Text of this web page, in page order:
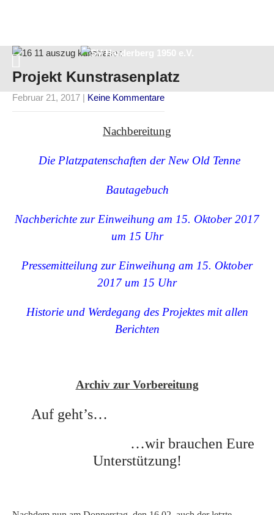
Projekt Kunstrasenplatz
Februar 21, 2017 | Keine Kommentare
Nachbereitung
Die Platzpatenschaften der New Old Tenne
Bautagebuch
Nachberichte zur Einweihung am 15. Oktober 2017
um 15 Uhr
Pressemitteilung zur Einweihung am 15. Oktober
2017 um 15 Uhr
Historie und Werdegang des Projektes mit allen
Berichten
Archiv zur Vorbereitung
Auf geht’s…
…wir brauchen Eure
Unterstützung!